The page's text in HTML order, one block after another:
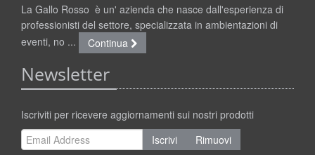
La Gallo Rosso è un' azienda che nasce dall'esperienza di
professionisti del settore, specializzata in ambientazioni di
eventi, no ...
Continua
Newsletter
Iscriviti per ricevere aggiornamenti sui nostri prodotti
Iscrivi
Rimuovi